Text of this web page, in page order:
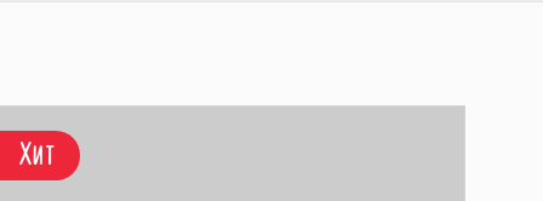
Хит